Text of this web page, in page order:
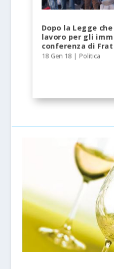
Dopo la Legge
lavoro per gli
conferenza di
18 Gen 18 | Politica